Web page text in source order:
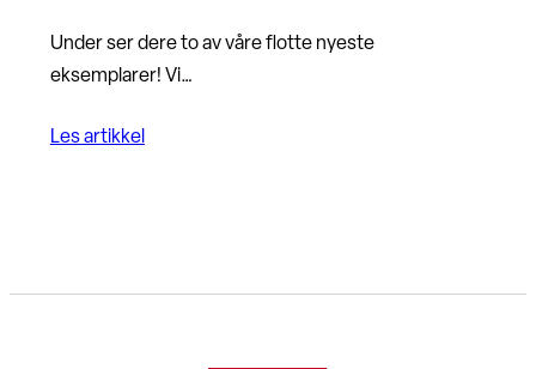
Under ser dere to av våre flotte nyeste
eksemplarer! Vi…
Les artikkel